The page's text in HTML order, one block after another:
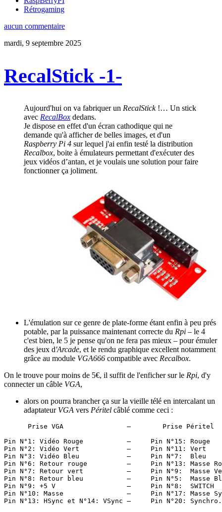
Rétrogaming
aucun commentaire
mardi, 9 septembre 2025
RecalStick -1-
Aujourd'hui on va fabriquer un RecalStick!… Un stick
avec RecalBox dedans.
Je dispose en effet d'un écran cathodique qui ne
demande qu'à afficher de belles images, et d'un
Raspberry Pi 4 sur lequel j'ai enfin testé la distribution
Recalbox, boite à émulateurs permettant d'exécuter des
jeux vidéos d’antan, et je voulais une solution pour faire
fonctionner ça joliment.
L'émulation sur ce genre de plate-forme étant enfin à peu prés
potable, par la puissance maintenant correcte du Rpi – le 4
c'est bien, le 5 je pense qu'on ne fera pas mieux – pour émuler
des jeux d'Arcade, et le rendu graphique excellent notamment
grâce au module VGA666 compatible avec Recalbox.
On le trouve pour moins de 5€, il suffit de l'enficher sur le Rpi, d'y
connecter un câble VGA,
alors on pourra brancher ça sur la vieille télé en intercalant un
adaptateur VGA vers Péritel câblé comme ceci :
      Prise VGA                —        Prise Péritel
Pin N°1: Vidéo Rouge           —     Pin N°15: Rouge
Pin N°2: Vidéo Vert            —     Pin N°11: Vert
Pin N°3: Vidéo Bleu            —     Pin N°7:  Bleu
Pin N°6: Retour rouge          —     Pin N°13: Masse
Pin N°7: Retour vert           —     Pin N°9:  Masse
Pin N°8: Retour bleu           —     Pin N°5:  Masse
Pin N°9: +5 V                  —     Pin N°8:  SWITCH
Pin N°10: Masse                —     Pin N°17: Masse